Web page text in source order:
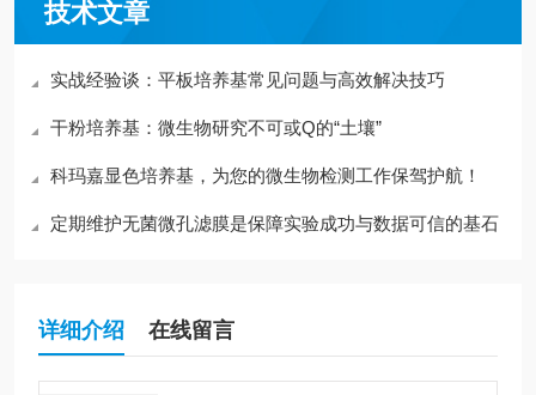
技术文章
实战经验谈：平板培养基常见问题与高效解决技巧
干粉培养基：微生物研究不可或Q的“土壤”
科玛嘉显色培养基，为您的微生物检测工作保驾护航！
定期维护无菌微孔滤膜是保障实验成功与数据可信的基石
详细介绍 在线留言